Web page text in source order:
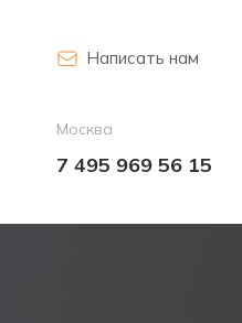
Написать нам
Москва
7 495 969 56 15